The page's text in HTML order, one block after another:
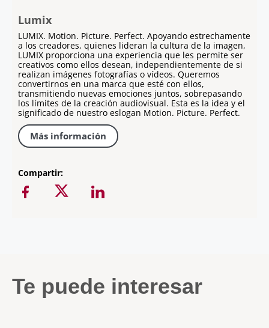
Lumix
LUMIX. Motion. Picture. Perfect. Apoyando estrechamente
a los creadores, quienes lideran la cultura de la imagen,
LUMIX proporciona una experiencia que les permite ser
creativos como ellos desean, independientemente de si
realizan imágenes fotografías o vídeos. Queremos
convertirnos en una marca que esté con ellos,
transmitiendo nuevas emociones juntos, sobrepasando
los límites de la creación audiovisual. Esta es la idea y el
significado de nuestro eslogan Motion. Picture. Perfect.
Más información
Compartir:
Te puede interesar